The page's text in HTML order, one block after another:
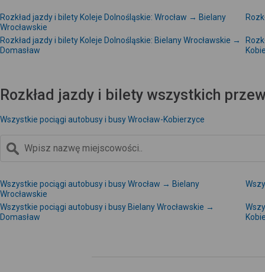
Rozkład jazdy i bilety Koleje Dolnośląskie: Wrocław → Bielany
Wrocławskie
Rozkład jazdy i bilety Koleje Dolnośląskie: Bielany Wrocławskie →
Domasław
Rozkład jazdy i bilety wszystkich
Wszystkie pociągi autobusy i busy Wrocław-Kobierzyce
Wszystkie pociągi autobusy i busy Wrocław → Bielany
Wrocławskie
Wszystkie pociągi autobusy i busy Bielany Wrocławskie →
Domasław